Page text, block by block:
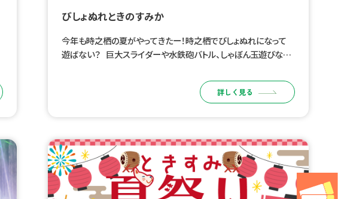
びしょぬれときのすみか
今年も時之栖の夏がやってきたー！時之栖でびしょぬれになって
遊ばない？ 巨大スライダーや水鉄砲バトル、しゃぼん玉遊びなど、
詳しく見る